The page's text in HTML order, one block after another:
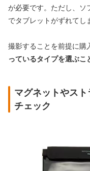
が必要です。ただし、ソ
でタブレットがずれてし
撮影することを前提に購
っているタイプを選ぶこ
マグネットやス
チェック